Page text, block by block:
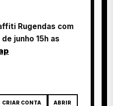
Rugendas com
junho 15h as
CRIAR CONTA ABRIR